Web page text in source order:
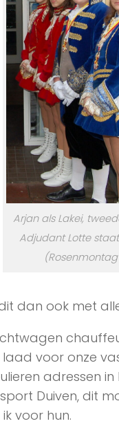
Arjan als Lakei,
Adjudant Lotte
dan ook met
voor onze
adressen in
Duiven, dit
voor hun.